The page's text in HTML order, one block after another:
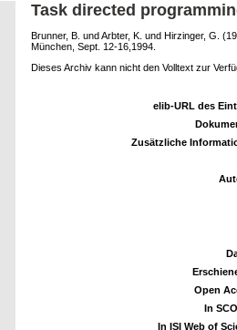
Task directed
Brunner, B. undArbter, K. und Hirzinger, G.
München, Sept. 12-16,1994.
Dieses Archiv kann nicht den Volltext zur
elib-URL des
Zusätzliche
Open
In
In ISI Web of